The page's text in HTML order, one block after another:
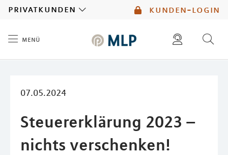
kunden-login
privatkunden
menü
07.05.2024
Steuererklärung 2023 –
nichts verschenken!